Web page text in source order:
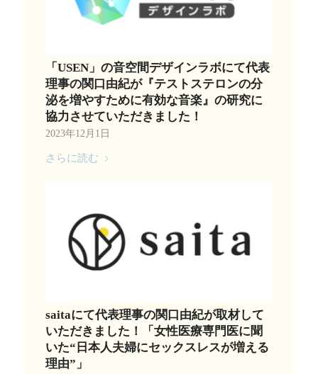
「USEN」の音空間デザインラボにて代表
理事の関口由紀が『テストステロンの分
泌を増やすために有効な音楽』の研究に
協力させていただきました！
2023年12月1日
さらに読む
saitaにて代表理事の関口由紀が取材して
いただきました！「女性医療専門医に聞
いた“日本人夫婦にセックスレスが増える
理由”」